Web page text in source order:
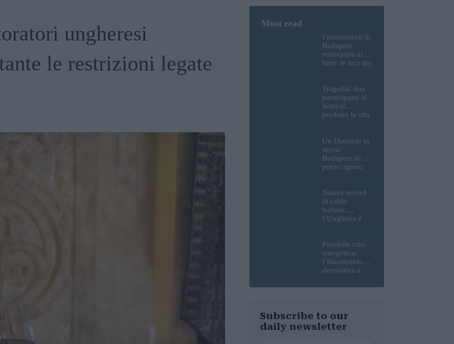
ungheresi
le restrizioni legate
I monumenti di
Budapest
resteranno al
buio: le luci del
Buda e della
Cittadella
verranno
spente
Tragedia: due
partecipanti al
festival
perdono la vita
Ungheria
Un Danubio in
secca:
Budapest deve
preoccuparsi
mento idrico?
Un esperto
mette in luce
un fatto
Nuovo record
di caldo
battuto:
l’Ungheria è
d’Europa
Possibile crisi
energetica:
l’illuminazione
decorativa a
potrebbe essere
Subscribe to our
daily newsletter